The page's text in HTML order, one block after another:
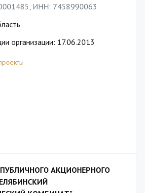
ИНН: 7458990063
организации: 17.06.2013
АКЦИОНЕРНОГО